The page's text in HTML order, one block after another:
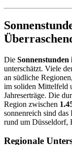
Die
unterschätzt. Viele
an südliche
im soliden Mittelfeld
Jahreserträge. Die
Region zwischen
sonnenreich sind
rund um Düsseldorf,
Regionale